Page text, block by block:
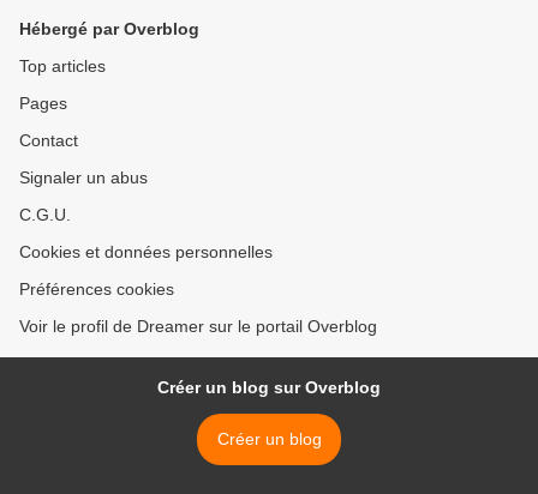
Hébergé par Overblog
Top articles
Pages
Contact
Signaler un abus
C.G.U.
Cookies et données personnelles
Préférences cookies
Voir le profil de Dreamer sur le portail Overblog
Créer un blog sur Overblog
Créer un blog